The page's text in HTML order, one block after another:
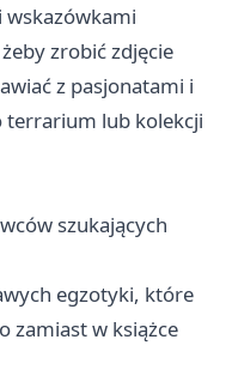
zrobić zdjęcie
z pasjonatami i
terrarium lub kolekcji
szukających
egzotyki, które
zamiast w książce